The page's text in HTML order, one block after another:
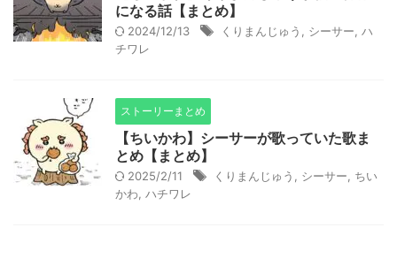
になる話【まとめ】
2024/12/13 くりまんじゅう シーサー ハ
チワレ
ストーリーまとめ
【ちいかわ】シーサーが歌っていた歌ま
とめ【まとめ】
2025/2/11 くりまんじゅう シーサー
ちい
かわ ハチワレ